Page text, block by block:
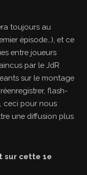
toujours au
épisode…), et ce
entre joueurs
par le JdR
sur le montage
flash-
ceci pour nous
une diffusion plus
sur cette 1e